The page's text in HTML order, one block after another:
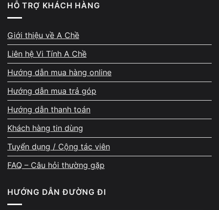
2.2. Reset cấu hình nguồn trong Windows
Đưa Power Plan về cấu hình mặc định
Kiểm tra lại các tùy chọn trong Power & Sleep
Gỡ hoặc tắt các phần mềm can thiệp sâu vào quản
lý nguồn
Việc reset giúp loại bỏ xung đột cấu hình khiến laptop
không shutdown hoàn toàn.
2.3. Cập nhật hoặc xử lý driver chipset
Cập nhật driver chipset từ website chính hãng
HỖ TRỢ KHÁCH HÀNG
Giới thiệu về A Chề
Liên hệ Vi Tính A Chề
Hướng dẫn mua hàng online
Hướng dẫn mua trả góp
Hướng dẫn thanh toán
Khách hàng tin dùng
Tuyển dụng / Cộng tác viên
FAQ – Câu hỏi thường gặp
HƯỚNG DẪN ĐƯỜNG ĐI